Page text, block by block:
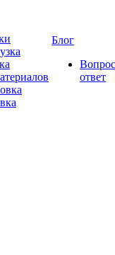
Блог
ответ